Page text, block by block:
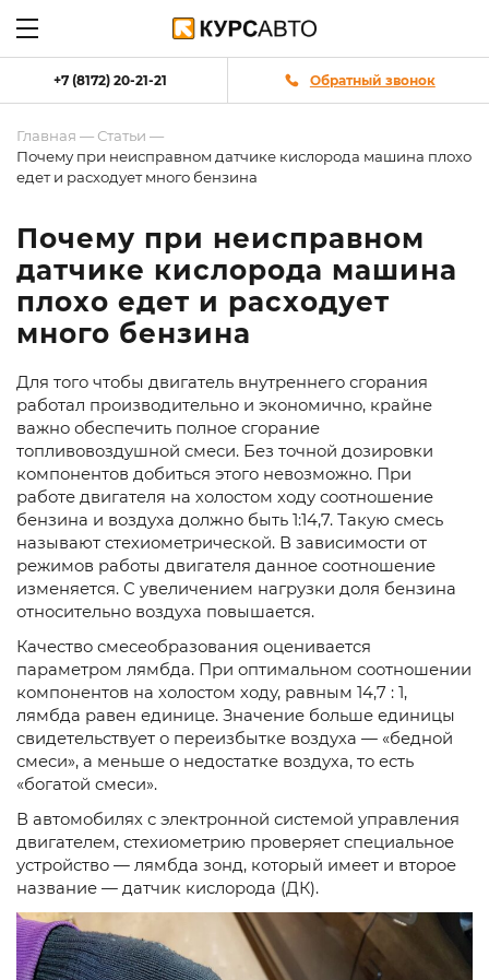
+7 (8172) 20-21-21 Обратный звонок
Главная — Статьи —
Почему при неисправном датчике кислорода машина плохо
едет и расходует много бензина
Почему при неисправном
датчике кислорода машина
плохо едет и расходует
много бензина
Для того чтобы двигатель внутреннего сгорания
работал производительно и экономично, крайне
важно обеспечить полное сгорание
топливовоздушной смеси. Без точной дозировки
компонентов добиться этого невозможно. При
работе двигателя на холостом ходу соотношение
бензина и воздуха должно быть 1:14,7. Такую смесь
называют стехиометрической. В зависимости от
режимов работы двигателя данное соотношение
изменяется. С увеличением нагрузки доля бензина
относительно воздуха повышается.
Качество смесеобразования оценивается
параметром лямбда. При оптимальном соотношении
компонентов на холостом ходу, равным 14,7 : 1,
лямбда равен единице. Значение больше единицы
свидетельствует о переизбытке воздуха — «бедной
смеси», а меньше о недостатке воздуха, то есть
«богатой смеси».
В автомобилях с электронной системой управления
двигателем, стехиометрию проверяет специальное
устройство — лямбда зонд, который имеет и второе
название — датчик кислорода (ДК).